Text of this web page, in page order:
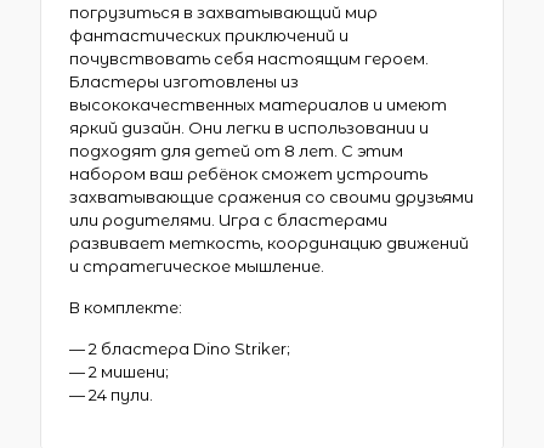
погрузиться в захватывающий мир
фантастических приключений и
почувствовать себя настоящим героем.
Бластеры изготовлены из
высококачественных материалов и имеют
яркий дизайн. Они легки в использовании и
подходят для детей от 8 лет. С этим
набором ваш ребёнок сможет устроить
захватывающие сражения со своими друзьями
или родителями. Игра с бластерами
развивает меткость, координацию движений
и стратегическое мышление.
В комплекте:
— 2 бластера Dino Striker;
— 2 мишени;
— 24 пули.